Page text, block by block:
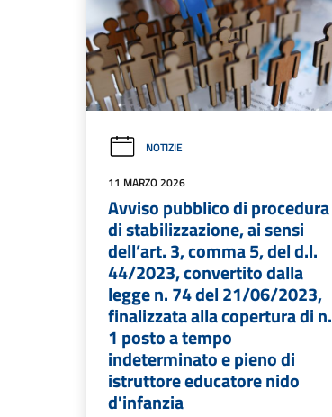
NOTIZIE
11 MARZO 2026
Avviso pubblico di procedura
di stabilizzazione, ai sensi
dell’art. 3, comma 5, del d.l.
44/2023, convertito dalla
legge n. 74 del 21/06/2023,
finalizzata alla copertura di n.
1 posto a tempo
indeterminato e pieno di
istruttore educatore nido
d'infanzia